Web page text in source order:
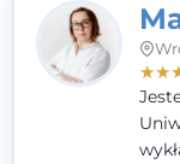
★★